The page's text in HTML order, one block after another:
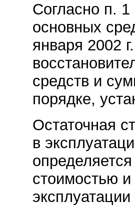
Согласно п.
основных
января 2002
средств и
порядке,
Остаточная
в
стоимостью